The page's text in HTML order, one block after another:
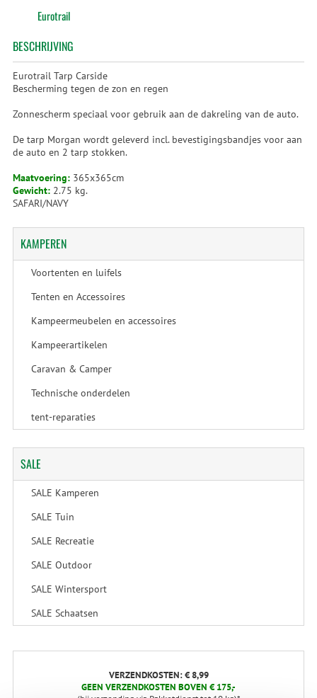
Eurotrail
BESCHRIJVING
Eurotrail Tarp Carside
Bescherming tegen de zon en regen
Zonnescherm speciaal voor gebruik aan de dakreling van de auto.
De tarp Morgan wordt geleverd incl. bevestigingsbandjes voor aan
de auto en 2 tarp stokken.
Maatvoering:365x365cm
Gewicht: 2.75 kg.
SAFARI/NAVY
KAMPEREN
Voortenten en luifels
Tenten en Accessoires
Kampeermeubelen en accessoires
Kampeerartikelen
Caravan & Camper
Technische onderdelen
tent-reparaties
SALE
SALE Kamperen
SALE Tuin
SALE Recreatie
SALE Outdoor
SALE Wintersport
SALE Schaatsen
VERZENDKOSTEN: € 8,99
GEEN VERZENDKOSTEN BOVEN € 175,-